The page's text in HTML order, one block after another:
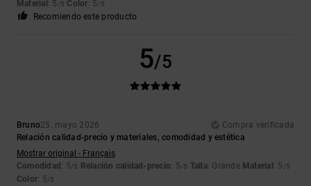
Material: 5 /5 Color: 5/5
Recomiendo este producto
5/5
Bruno25. mayo 2026
Compra verificada
Relación calidad-precio y materiales, comodidad y estética
Mostrar original - Français
Comodidad: 5/5 Relación calidad-precio: 5/5 Talla: Grande Material: 5 /5
Color: 5/5